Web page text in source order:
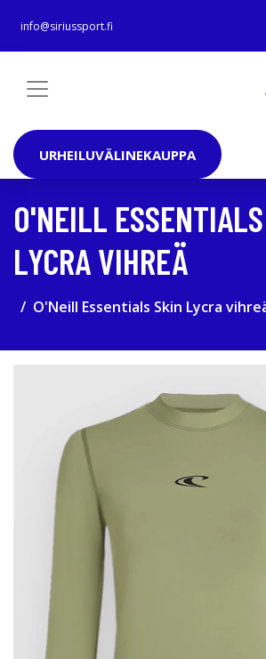
info@siriussport.fi
URHEILUVÄLINEKAUPPA
O'NEILL
LYCRA VIHREÄ
O'Neill Essentials Skin Lycra